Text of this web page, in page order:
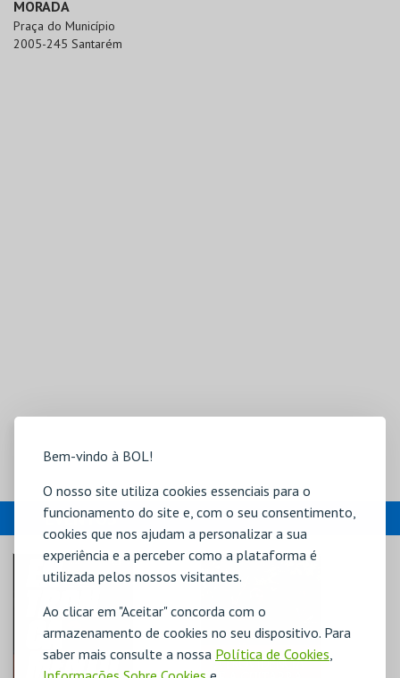
Bem-vindo à BOL!
O nosso site utiliza cookies essenciais para o
funcionamento do site e, com o seu consentimento,
cookies que nos ajudam a personalizar a sua
experiência e a perceber como a plataforma é
utilizada pelos nossos visitantes.
Ao clicar em "Aceitar" concorda com o
armazenamento de cookies no seu dispositivo. Para
saber mais consulte a nossa Política de Cookies
MORADA
Praça do Município
2005-245 Santarém
EVENTOS